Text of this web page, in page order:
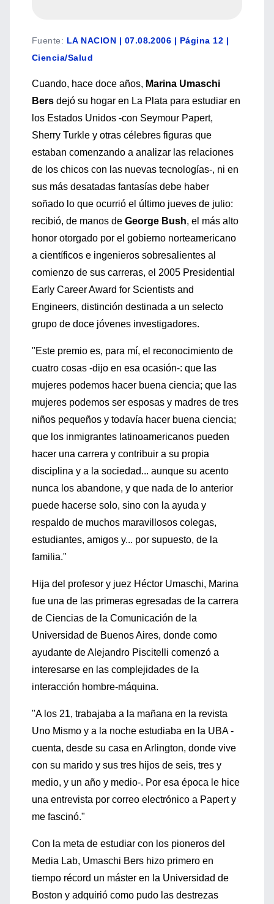
Fuente: LA NACION | 07.08.2006 | Página 12 |
Ciencia/Salud
Cuando, hace doce años, Marina Umaschi
Bers dejó su hogar en La Plata para estudiar en
los Estados Unidos -con Seymour Papert,
Sherry Turkle y otras célebres figuras que
estaban comenzando a analizar las relaciones
de los chicos con las nuevas tecnologías-, ni en
sus más desatadas fantasías debe haber
soñado lo que ocurrió el último jueves de julio:
recibió, de manos de George Bush, el más alto
honor otorgado por el gobierno norteamericano
a científicos e ingenieros sobresalientes al
comienzo de sus carreras, el 2005 Presidential
Early Career Award for Scientists and
Engineers, distinción destinada a un selecto
grupo de doce jóvenes investigadores.
"Este premio es, para mí, el reconocimiento de
cuatro cosas -dijo en esa ocasión-: que las
mujeres podemos hacer buena ciencia; que las
mujeres podemos ser esposas y madres de tres
niños pequeños y todavía hacer buena ciencia;
que los inmigrantes latinoamericanos pueden
hacer una carrera y contribuir a su propia
disciplina y a la sociedad... aunque su acento
nunca los abandone, y que nada de lo anterior
puede hacerse solo, sino con la ayuda y
respaldo de muchos maravillosos colegas,
estudiantes, amigos y... por supuesto, de la
familia."
Hija del profesor y juez Héctor Umaschi, Marina
fue una de las primeras egresadas de la carrera
de Ciencias de la Comunicación de la
Universidad de Buenos Aires, donde como
ayudante de Alejandro Piscitelli comenzó a
interesarse en las complejidades de la
interacción hombre-máquina.
"A los 21, trabajaba a la mañana en la revista
Uno Mismo y a la noche estudiaba en la UBA -
cuenta, desde su casa en Arlington, donde vive
con su marido y sus tres hijos de seis, tres y
medio, y un año y medio-. Por esa época le hice
una entrevista por correo electrónico a Papert y
me fascinó."
Con la meta de estudiar con los pioneros del
Media Lab, Umaschi Bers hizo primero en
tiempo récord un máster en la Universidad de
Boston y adquirió como pudo las destrezas